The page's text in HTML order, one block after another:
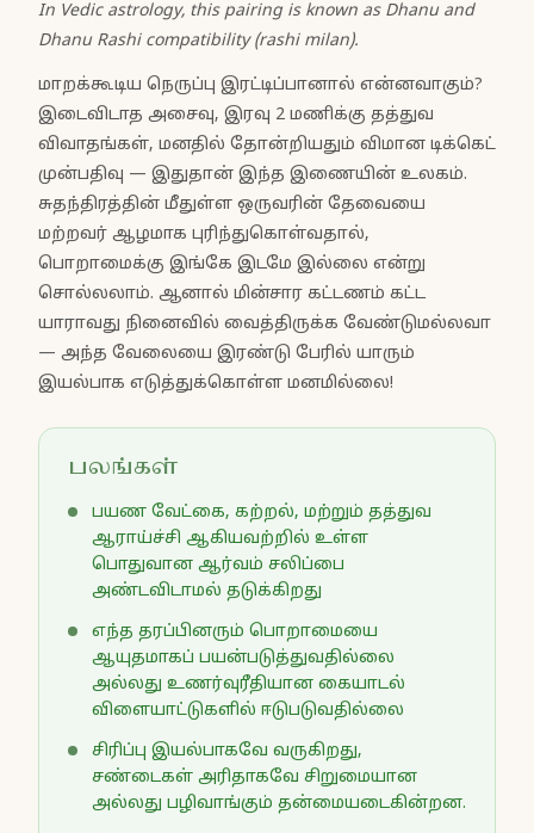
In Vedic astrology, this pairing is known as Dhanu and
Dhanu Rashi compatibility (rashi milan).
மாறக்கூடிய நெருப்பு இரட்டிப்பானால் என்னவாகும்?
இடைவிடாத அசைவு, இரவு 2 மணிக்கு தத்துவ
விவாதங்கள், மனதில் தோன்றியதும் விமான டிக்கெட்
முன்பதிவு — இதுதான் இந்த இணையின் உலகம்.
சுதந்திரத்தின் மீதுள்ள ஒருவரின் தேவையை
மற்றவர் ஆழமாக புரிந்துகொள்வதால்,
பொறாமைக்கு இங்கே இடமே இல்லை என்று
சொல்லலாம். ஆனால் மின்சார கட்டணம் கட்ட
யாராவது நினைவில் வைத்திருக்க வேண்டுமல்லவா
— அந்த வேலையை இரண்டு பேரில் யாரும்
இயல்பாக எடுத்துக்கொள்ள மனமில்லை!
பலங்கள்
பயண வேட்கை, கற்றல், மற்றும் தத்துவ
ஆராய்ச்சி ஆகியவற்றில் உள்ள
பொதுவான ஆர்வம் சலிப்பை
அண்டவிடாமல் தடுக்கிறது
எந்த தரப்பினரும் பொறாமையை
ஆயுதமாகப் பயன்படுத்துவதில்லை
அல்லது உணர்வுரீதியான கையாடல்
விளையாட்டுகளில் ஈடுபடுவதில்லை
சிரிப்பு இயல்பாகவே வருகிறது,
சண்டைகள் அரிதாகவே சிறுமையான
அல்லது பழிவாங்கும் தன்மையடைகின்றன.